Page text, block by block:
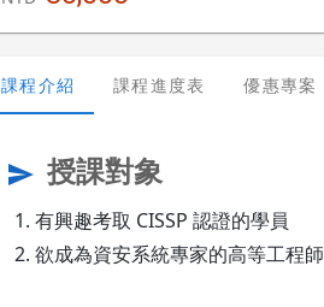
課程介紹 課程進度表 優惠專案
send 授課對象
有興趣考取 CISSP 認證的學員
欲成為資安系統專家的高等工程師